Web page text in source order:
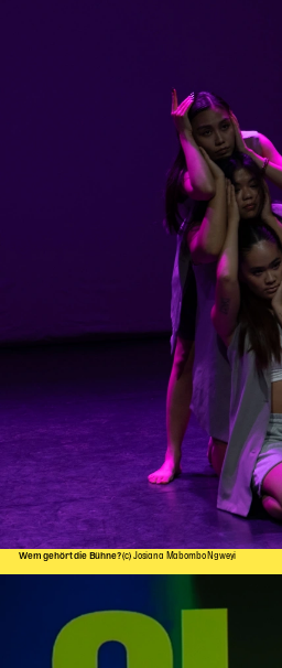
Wem gehört die Bühne?(c) Josiana Mabombo Ngweyi